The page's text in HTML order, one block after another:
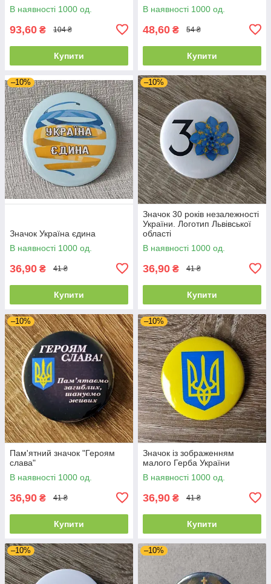
В наявності 1000 од.
93,60 ₴ 104 ₴
Купити
В наявності 1000 од.
48,60 ₴ 54 ₴
Купити
–10%
Значок Україна єдина
В наявності 1000 од.
36,90 ₴ 41 ₴
Купити
–10%
Значок 30 років незалежності
України. Логотип Львівської
області
В наявності 1000 од.
36,90 ₴ 41 ₴
Купити
–10%
Пам'ятний значок "Героям
слава"
В наявності 1000 од.
36,90 ₴ 41 ₴
Купити
–10%
Значок із зображенням
малого Герба України
В наявності 1000 од.
36,90 ₴ 41 ₴
Купити
–10% –10%